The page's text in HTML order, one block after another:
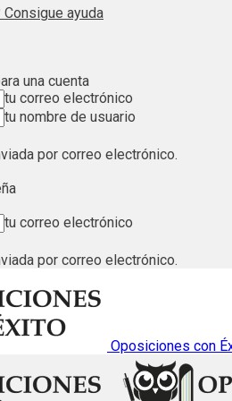
ayuda
una cuenta
tu correo electrónico
tu nombre de usuario
por correo electrónico.
tu correo electrónico
por correo electrónico.
Oposiciones con